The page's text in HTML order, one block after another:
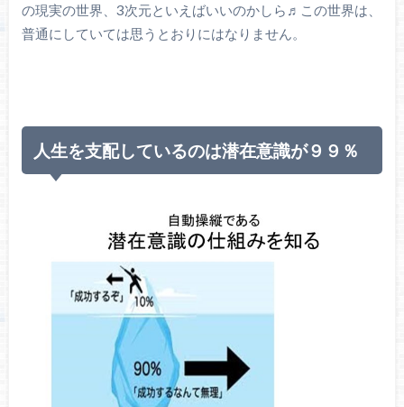
の現実の世界、3次元といえばいいのかしら♬この世界は、
普通にしていては思うとおりにはなりません。
人生を支配しているのは潜在意識が９９％